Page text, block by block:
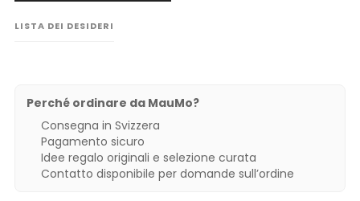
LISTA DEI DESIDERI
Perché ordinare da MauMo?
Consegna in Svizzera
Pagamento sicuro
Idee regalo originali e selezione curata
Contatto disponibile per domande sull’ordine